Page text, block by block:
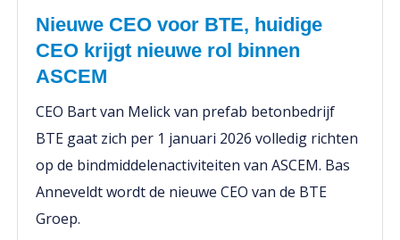
Nieuwe CEO voor BTE, huidige
CEO krijgt nieuwe rol binnen
ASCEM
CEO Bart van Melick van prefab betonbedrijf
BTE gaat zich per 1 januari 2026 volledig richten
op de bindmiddelenactiviteiten van ASCEM. Bas
Anneveldt wordt de nieuwe CEO van de BTE
Groep.